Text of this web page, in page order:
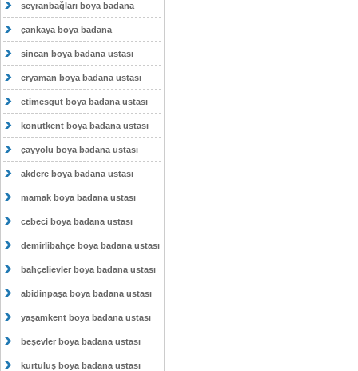
seyranbağları boya badana
çankaya boya badana
sincan boya badana ustası
eryaman boya badana ustası
etimesgut boya badana ustası
konutkent boya badana ustası
çayyolu boya badana ustası
akdere boya badana ustası
mamak boya badana ustası
cebeci boya badana ustası
demirlibahçe boya badana ustası
bahçelievler boya badana ustası
abidinpaşa boya badana ustası
yaşamkent boya badana ustası
beşevler boya badana ustası
kurtuluş boya badana ustası